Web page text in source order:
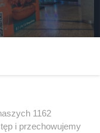
Popeyes.
1162
i przechowujemy